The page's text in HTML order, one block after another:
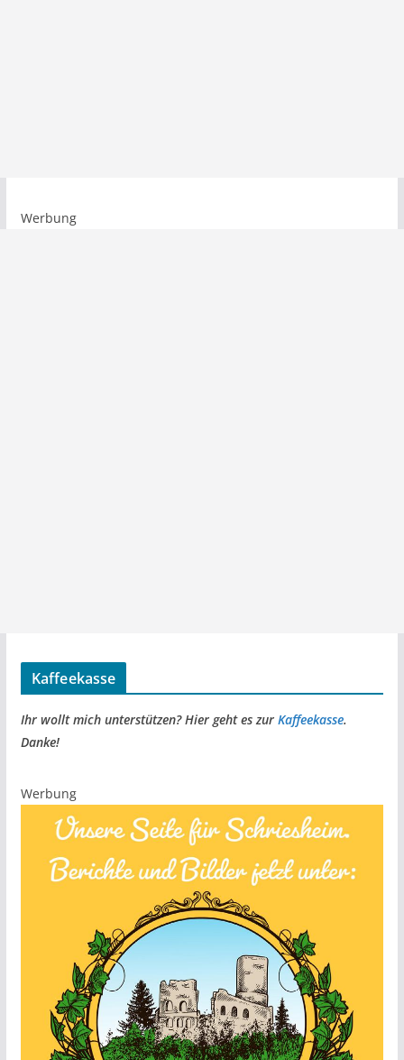
Werbung
Kaffeekasse
Ihr wollt mich unterstützen? Hier geht es zur Kaffeekasse.
Danke!
Werbung